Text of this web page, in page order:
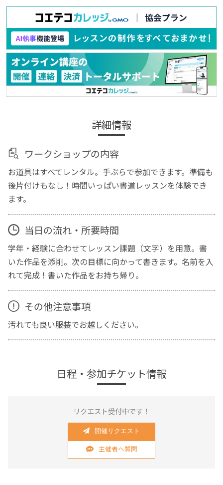
詳細情報
ワークショップの内容
お道具はすべてレンタル。手ぶらで参加できます。準備も
後片付けもなし！時間いっぱい書道レッスンを体験でき
ます。
当日の流れ・所要時間
学年・経験に合わせてレッスン課題（文字）を用意。書
いた作品を添削。次の目標に向かって書きます。名前を入
れて完成！書いた作品をお持ち帰り。
その他注意事項
汚れても良い服装でお越しください。
日程・参加チケット情報
リクエスト受付中です！
開催リクエスト
主催者へ質問